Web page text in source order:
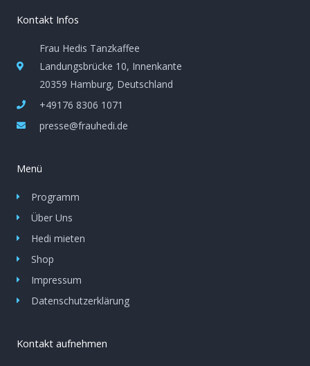
Kontakt Infos
Frau Hedis Tanzkaffee
Landungsbrücke 10, Innenkante
20359 Hamburg, Deutschland
+49176 8306 1071
presse@frauhedi.de
Menü
Programm
Über Uns
Hedi mieten
Shop
Impressum
Datenschutzerklärung
Kontakt aufnehmen